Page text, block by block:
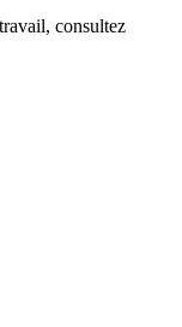
, consultez